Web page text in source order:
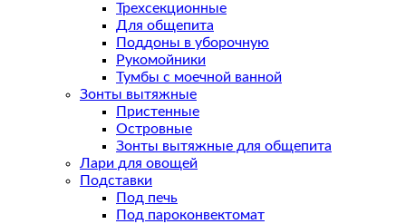
Трехсекционные
Для общепита
Поддоны в уборочную
Рукомойники
Тумбы с моечной ванной
Зонты вытяжные
Пристенные
Островные
Зонты вытяжные для общепита
Лари для овощей
Подставки
Под печь
Под пароконвектомат